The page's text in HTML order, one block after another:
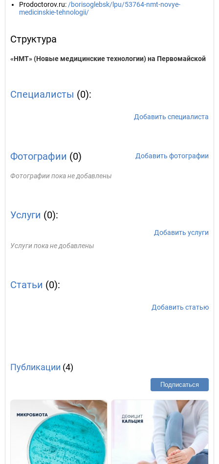
Prodoctorov.ru: /borisoglebsk/lpu/53764-nmt-novye-
medicinskie-tehnologii/
Структура
«НМТ» (Новые медицинские технологии) на Первомайской
Специалисты (0):
Добавить специалиста
Фотографии (0) Добавить фотографии
Фотографии пока не добавлены
Услуги (0):
Добавить услуги
Услуги пока не добавлены
Статьи (0):
Добавить статью
Публикации (4)
Подписаться